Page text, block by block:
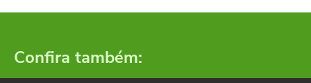
Confira também: